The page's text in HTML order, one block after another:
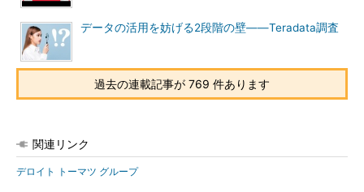
データの活用を妨げる2段階の壁――Teradata調査
過去の連載記事が 769 件あります
関連リンク
デロイト トーマツ グループ